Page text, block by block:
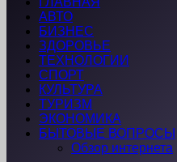
АВТО
БИЗНЕС
ЗДОРОВЬЕ
ТЕХНОЛОГИИ
СПОРТ
КУЛЬТУРА
ТУРИЗМ
ЭКОНОМИКА
БЫТОВЫЕ ВОПРОСЫ
Обзор интернета